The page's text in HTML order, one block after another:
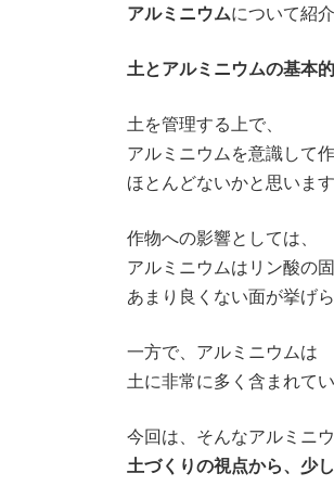
アルミニウムについて紹
土とアルミニウムの基本
土を管理する上で、
アルミニウムを意識して
ほとんどないかと思います
作物への影響としては、
アルミニウムはリン酸の
あまり良くない面が挙げ
一方で、アルミニウムは
土に非常に多く含まれて
今回は、そんなアルミニ
土づくりの視点から、少